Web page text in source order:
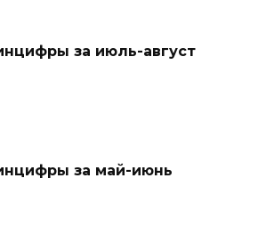
за июль-август
за май-июнь